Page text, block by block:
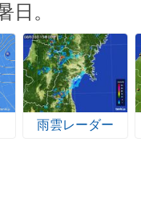
日。
雨雲レーダー